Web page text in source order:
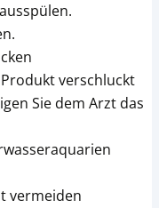
verschluckt
Sie dem Arzt das
vermeiden